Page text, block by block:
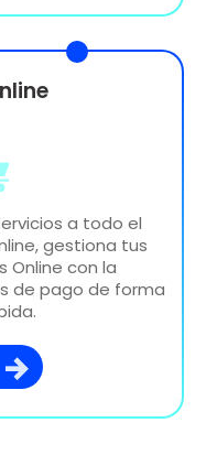
a todo el
gestiona tus
Online con la
de pago de forma